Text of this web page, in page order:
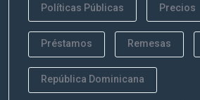
Políticas Públicas Precios
Préstamos Remesas
República Dominicana